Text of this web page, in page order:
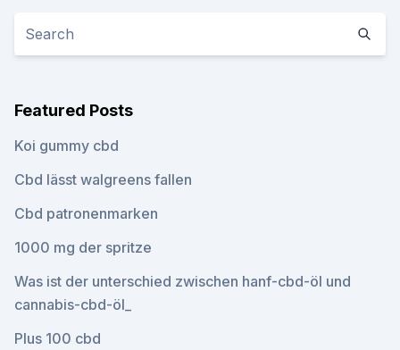
Featured Posts
Koi gummy cbd
Cbd lässt walgreens fallen
Cbd patronenmarken
1000 mg der spritze
Was ist der unterschied zwischen hanf-cbd-öl und
cannabis-cbd-öl_
Plus 100 cbd